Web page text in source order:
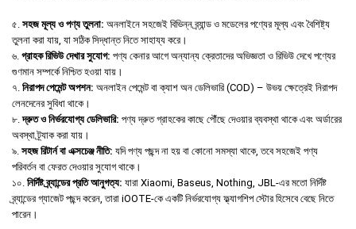
৫. সহজ মূল্য ও পণ্য তুলনা: অনলাইনে সহজেই বিভিন্ন ব্র্যান্ড ও মডেলের পণ্যের মূল্য এবং বৈশিষ্ট্য
তুলনা করা যায়, যা সঠিক সিদ্ধান্ত নিতে সাহায্য করে।
৬. গ্রাহক রিভিউ দেখার সুযোগ: পণ্য কেনার আগে অন্যান্য ক্রেতাদের অভিজ্ঞতা ও রিভিউ দেখে পণ্যের
গুণমান সম্পর্কে নিশ্চিত হওয়া যায়।
৭. নিরাপদ পেমেন্ট অপশন: অনলাইন পেমেন্ট বা ক্যাশ অন ডেলিভারি (COD) – উভয় ক্ষেত্রেই নিরাপদ
লেনদেনের সুবিধা থাকে।
৮.দ্রুত ও নির্ভরযোগ্য ডেলিভারি: পণ্য দ্রুত গ্রাহকের কাছে পৌঁছে দেওয়ার ব্যবস্থা থাকে এবং অর্ডারের
অবস্থা ট্র্যাক করা যায়।
৯. সহজ রিটার্ন বা এক্সচেঞ্জ নীতি: যদি পণ্য পছন্দ না হয় বা কোনো সমস্যা থাকে, তবে সহজেই পণ্য
পরিবর্তন বা ফেরত দেওয়ার সুযোগ থাকে।
১০. নির্দিষ্ট ব্র্যান্ডের প্রতি আনুগত্য: যারা Xiaomi, Baseus, Nothing, JBL-এর মতো নির্দিষ্ট
ব্র্যান্ডের গ্যাজেট পছন্দ করেন, তারা iOOTE-কে একটি নির্ভরযোগ্য ফ্ল্যাগশিপ স্টোর হিসেবে বেছে নিতে
পারেন।